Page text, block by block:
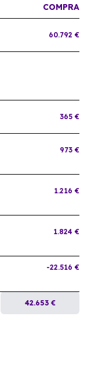
COMPRA
60.792 €
365 €
973 €
1.216 €
1.824 €
-22.516 €
42.653 €